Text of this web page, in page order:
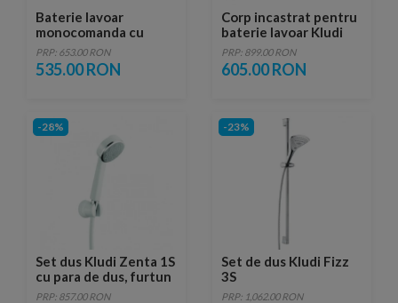
Baterie lavoar
monocomanda cu
montaj pe perete
Kludi Bozz pipa de 18
cm
PRP: 653.00 RON
535.00 RON
Corp incastrat pentru
baterie lavoar Kludi
Bozz
PRP: 899.00 RON
605.00 RON
-28%
Set dus Kludi Zenta 1S
cu para de dus, furtun
si agatatoare
PRP: 857.00 RON
-23%
Set de dus Kludi Fizz
3S
PRP: 1,062.00 RON